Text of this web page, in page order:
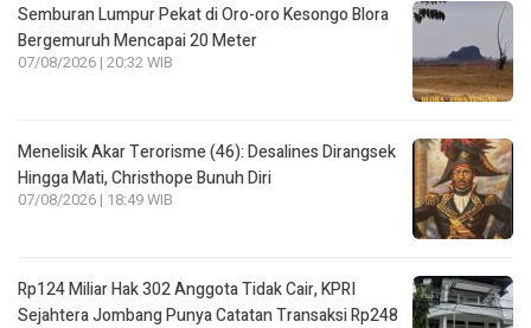
Semburan Lumpur Pekat di Oro-oro Kesongo Blora
Bergemuruh Mencapai 20 Meter
07/08/2026 | 20:32 WIB
Menelisik Akar Terorisme (46): Desalines Dirangsek
Hingga Mati, Christhope Bunuh Diri
07/08/2026 | 18:49 WIB
Rp124 Miliar Hak 302 Anggota Tidak Cair, KPRI
Sejahtera Jombang Punya Catatan Transaksi Rp248